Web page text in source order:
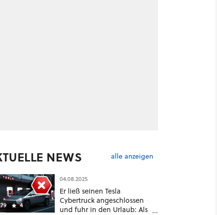
NEWS alle anzeigen
4
04.08.2025
Er ließ seinen Tesla
Cybertruck angeschlossen
und fuhr in den Urlaub: Als